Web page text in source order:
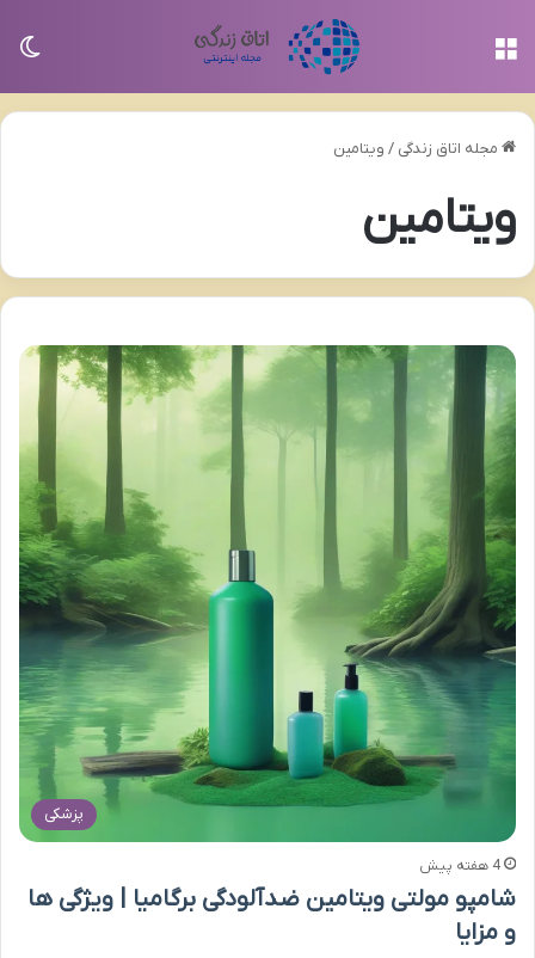
مجله اتاق زندگی / ویتامین
ویتامین
پزشکی
4 هفته پیش
شامپو مولتی ویتامین ضدآلودگی برگامیا | ویژگی ها
و مزایا